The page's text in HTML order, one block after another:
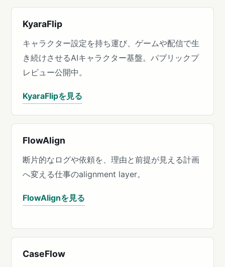
KyaraFlip
キャラクター設定を持ち運び、ゲームや配信で生
き続けさせるAIキャラクター基盤。パブリックプ
レビュー公開中。
KyaraFlipを見る
FlowAlign
断片的なログや依頼を、理由と前提が見える計画
へ変える仕事のalignment layer。
FlowAlignを見る
CaseFlow